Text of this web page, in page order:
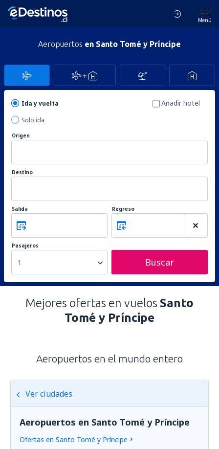
Menú
Aeropuertos en Santo Tomé y Príncipe
Ida y vuelta
Solo ida
Añadir hotel
Origen
Destino
Salida Regreso
Pasajeros
1 Buscar
Mejores ofertas en vuelos Santo
Tomé y Príncipe
Aeropuertos en el mundo entero
Ver ciudades
Aeropuertos en Santo Tomé y Príncipe
Ofertas en Santo Tomé y Príncipe